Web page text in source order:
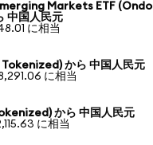
Markets ETF (Ondo
中国人民元
に相当
から 中国人民元
に相当
から 中国人民元
に相当